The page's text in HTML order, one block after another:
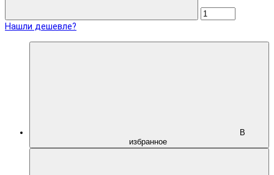
Нашли дешевле?
В
избранное